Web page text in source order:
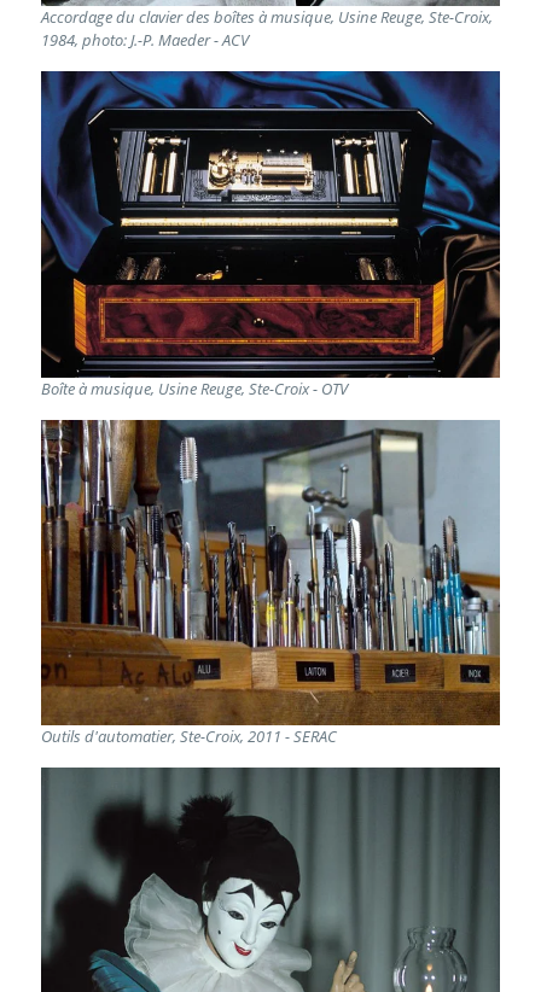
Accordage du clavier des boîtes à musique, Usine Reuge, Ste-Croix,
1984, photo: J.-P. Maeder - ACV
Boîte à musique, Usine Reuge, Ste-Croix - OTV
Outils d'automatier, Ste-Croix, 2011 - SERAC